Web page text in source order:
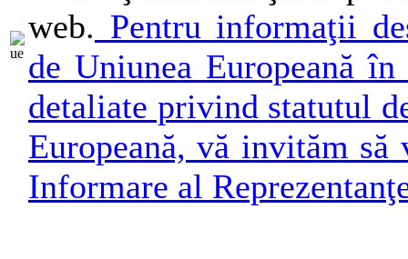
web. Pentru informaţii
de Uniunea Europeană
detaliate privind statutul
Europeană, vă invităm
Informare al